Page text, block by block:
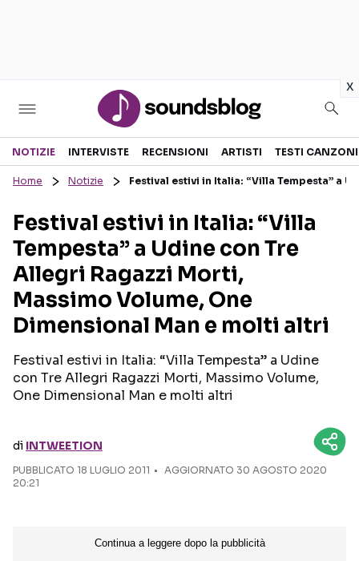
x
Sezioni
RECENSIONI MUSICALI
INTERVISTE
GOSSIP E CURIOSITÀ
TESTI CANZONI
TOUR ED EVENTI
TALENT SHOW
Seguici sui social
NOTIZIE INTERVISTE RECENSIONI ARTISTI TESTI CANZONI
Home Notizie Festival estivi in Italia: “Villa Tempesta” a
Festival estivi in Italia: “Villa
Tempesta” a Udine con Tre
Allegri Ragazzi Morti,
Massimo Volume, One
Dimensional Man e molti altri
Festival estivi in Italia: “Villa Tempesta” a Udine
con Tre Allegri Ragazzi Morti, Massimo Volume,
One Dimensional Man e molti altri
di INTWEETION
PUBBLICATO 18 LUGLIO 2011
AGGIORNATO 30 AGOSTO 2020
20:21